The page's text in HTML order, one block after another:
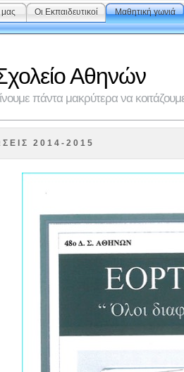
μας Οι Εκπαιδευτικοί Μαθητική γωνιά
Αθηνών
πάντα μακρύτερα να
2014-2015